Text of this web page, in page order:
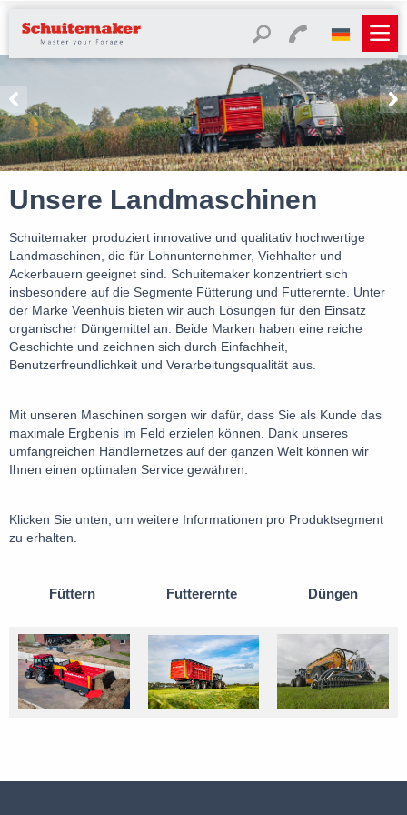
Unsere Landmaschinen
Schuitemaker produziert innovative und qualitativ hochwertige
Landmaschinen, die für Lohnunternehmer, Viehhalter und
Ackerbauern geeignet sind. Schuitemaker konzentriert sich
insbesondere auf die Segmente Fütterung und Futterernte. Unter
der Marke Veenhuis bieten wir auch Lösungen für den Einsatz
organischer Düngemittel an. Beide Marken haben eine reiche
Geschichte und zeichnen sich durch Einfachheit,
Benutzerfreundlichkeit und Verarbeitungsqualität aus.
Mit unseren Maschinen sorgen wir dafür, dass Sie als Kunde das
maximale Ergbenis im Feld erzielen können. Dank unseres
umfangreichen Händlernetzes auf der ganzen Welt können wir
Ihnen einen optimalen Service gewähren.
Klicken Sie unten, um weitere Informationen pro Produktsegment
zu erhalten.
Füttern Futterernte Düngen